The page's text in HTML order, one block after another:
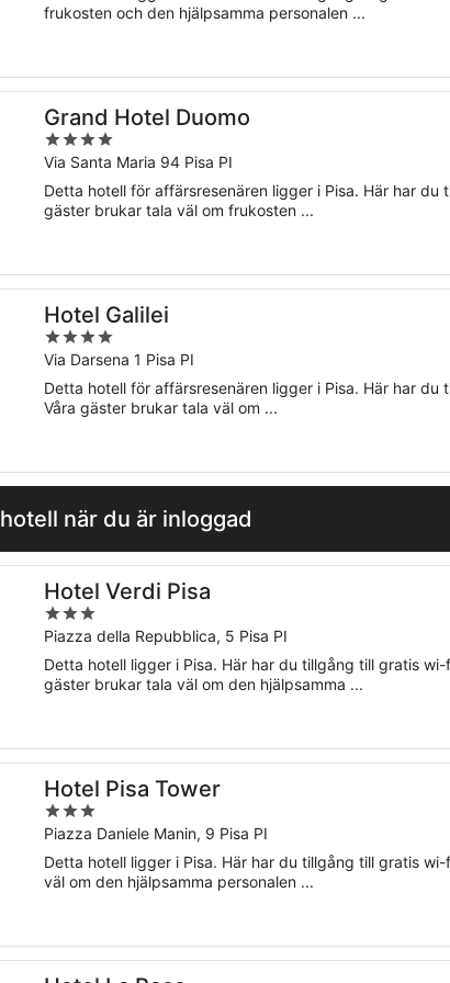
5
frukosten och den hjälpsamma personalen ...
Grand Hotel Duomo
4
out
of
5
Via Santa Maria 94 Pisa PI
Detta hotell för affärsresenären ligger i Pisa. Här har
gäster brukar tala väl om frukosten ...
Hotel Galilei
4
out
of
5
Via Darsena 1 Pisa PI
Detta hotell för affärsresenären ligger i Pisa. Här har
Våra gäster brukar tala väl om ...
när du är inloggad
Hotel Verdi Pisa
3
out
of
5
Piazza della Repubblica, 5 Pisa PI
Detta hotell ligger i Pisa. Här har du tillgång till gratis
gäster brukar tala väl om den hjälpsamma ...
Hotel Pisa Tower
3
out
of
5
Piazza Daniele Manin, 9 Pisa PI
Detta hotell ligger i Pisa. Här har du tillgång till gratis
väl om den hjälpsamma personalen ...